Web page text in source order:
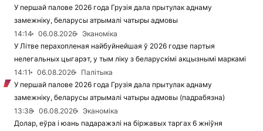
У першай палове 2026 года Грузія дала прытулак аднаму
замежніку, беларусы атрымалі чатыры адмовы
14:14
06.08.2026
Эканоміка
У Літве перахопленая найбуйнейшая ў 2026 годзе партыя
нелегальных цыгарэт, у тым ліку з беларускімі акцызнымі маркамі
14:11
06.08.2026
Палітыка
У першай палове 2026 года Грузія дала прытулак аднаму
замежніку, беларусы атрымалі чатыры адмовы (падрабязна)
13:38
06.08.2026
Эканоміка
Долар, еўра і юань падаражэлі на біржавых таргах 6 жніўня